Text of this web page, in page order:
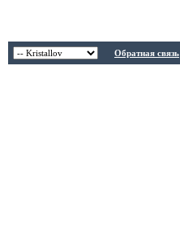
Обратная связь